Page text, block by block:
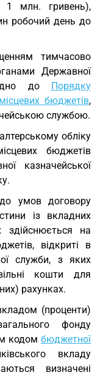
1 млн. гривень),
робочий день до
тимчасово
Державної
до Порядку
бюджетів,
службою.
обліку
бюджетів
казначейської
умов договору
із вкладних
здійснюється на
відкриті в
служби, з яких
кошти для
рахунках.
(проценти)
фонду
кодом бюджетної
вкладу
визначені